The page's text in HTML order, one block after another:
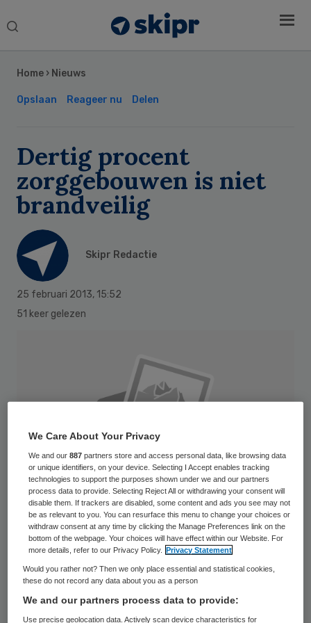
Search
Home › Nieuws
Opslaan Reageer nu Delen
Dertig procent
zorggebouwen is niet
brandveilig
Skipr Redactie
25 februari 2013, 15:52
51 keer gelezen
Dertig procent van de gebouwen van
zorgorganisaties schieten tekort op het
gebied van brandveiligheid. Dat blijkt uit de
Sidebar
We Care About Your Privacy
We and our887 partners store and access personal data, like browsing data
or unique identifiers, on your device. Selecting I Accept enables tracking
technologies to support the purposes shown under we and our partners
process data to provide. Selecting Reject All or withdrawing your consent will
disable them. If trackers are disabled, some content and ads you see may not
be as relevant to you. You can resurface this menu to change your choices or
withdraw consent at any time by clicking the Manage Preferences link on the
bottom of the webpage. Your choices will have effect within our Website. For
more details, refer to our Privacy Policy.
Privacy Statement
Would you rather not? Then we only place essential and statistical cookies,
these do not record any data about you as a person
We and our partners process data to provide:
Use precise geolocation data. Actively scan device characteristics for